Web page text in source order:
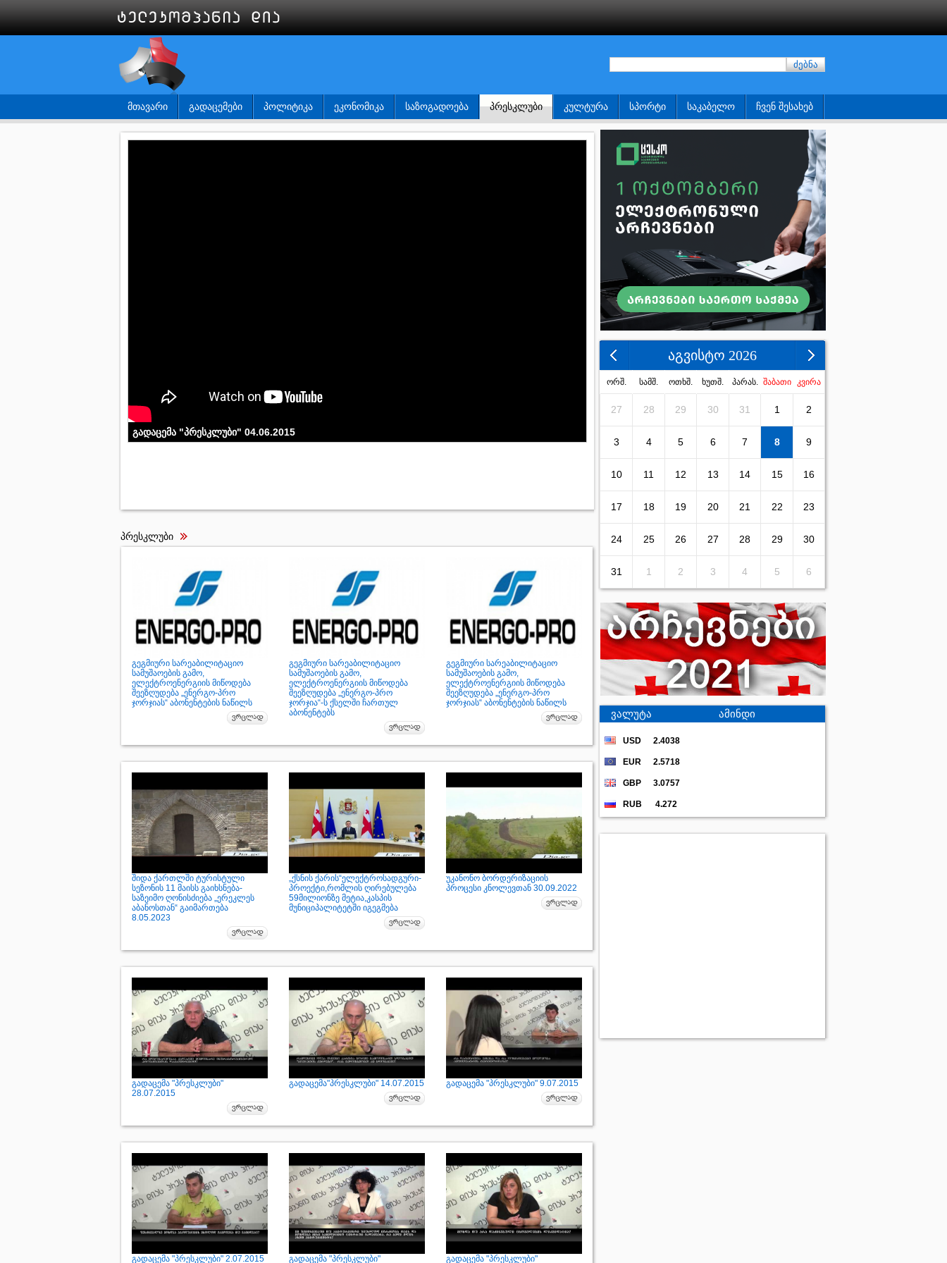
ძებნა
ᲛᲗᲐᲕᲐᲠᲘ ᲒᲐᲓᲐᲪᲔᲛᲔᲑᲘ ᲞᲝᲚᲘᲢᲘᲙᲐ ᲔᲙᲝᲜᲝᲛᲘᲙᲐ ᲡᲐᲖᲝᲒᲐᲓᲝᲔᲑᲐ ᲞᲠᲔᲡᲙᲚᲣᲑᲘ ᲙᲣᲚᲢᲣᲠᲐ ᲡᲞᲝᲠᲢᲘ ᲡᲐᲙᲐᲑᲔᲚᲝ ᲩᲕᲔᲜ ᲨᲔᲡᲐᲮᲔᲑ
გადაცემა "პრესკლუბი" 04.06.2015
პრესკლუბი
გეგმიური სარეაბილიტაციო
სამუშაოების გამო,
ელექტროენერგიის მიწოდება
შეეზღუდება „ენერგო-პრო
ჯორჯიას“ აბონენტების ნაწილს
გეგმიური სარეაბილიტაციო
სამუშაოების გამო,
ელექტროენერგიის მიწოდება
შეეზღუდება „ენერგო-პრო
ჯორჯია“-ს ქსელში ჩართულ
აბონენტებს
გეგმიური სარეაბილიტაციო
სამუშაოების გამო,
ელექტროენერგიის მიწოდება
შეეზღუდება „ენერგო-პრო
ჯორჯიას“ აბონენტების ნაწილს
შიდა ქართლში ტურისტული
სეზონის 11 მაისს გაიხსნება-
საზეიმო ღონისძიება „ერეკლეს
აბანოსთან“ გაიმართება
8.05.2023
„ქსნის ქარის“ელექტროსადგური-
პროექტი,რომლის ღირებულება
59მილიონზე მეტია,კასპის
მუნიციპალიტეტში იგეგმება
უკანონო ბორდერიზაციის
პროცესი კნოლევთან 30.09.2022
გადაცემა "პრესკლუბი"
28.07.2015
გადაცემა"პრესკლუბი" 14.07.2015 გადაცემა "პრესკლუბი" 9.07.2015
გადაცემა "პრესკლუბი" 2.07.2015 გადაცემა "პრესკლუბი" გადაცემა "პრესკლუბი"
აგვისტო 2026
ორშ. სამშ. ოთხშ. ხუთშ. პარას. შაბათი კვირა
27 28 29 30 31 1 2
3 4 5 6 7 8 9
10 11 12 13 14 15 16
17 18 19 20 21 22 23
24 25 26 27 28 29 30
31 1 2 3 4 5 6
ვალუტა ამინდი
USD 2.4038
EUR 2.5718
GBP 3.0757
RUB 4.272